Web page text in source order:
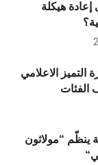
إعادة هيكلة
التميز الاعلامي
الفئات
ينظّم “مولاثون